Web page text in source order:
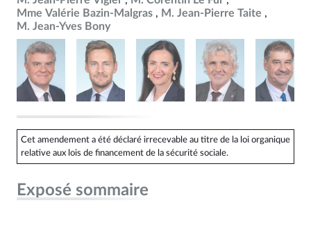
Mme Valérie Bazin-Malgras
M. Jean-Pierre Taite
M. Jean-Yves Bony
Cet amendement a été déclaré irrecevable au titre de la loi organique
relative aux lois de financement de la sécurité sociale.
Exposé sommaire